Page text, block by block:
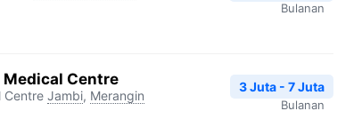
Bulanan
Medical Centre
Centre Jambi, Merangin
3 Juta - 7 Juta
Bulanan